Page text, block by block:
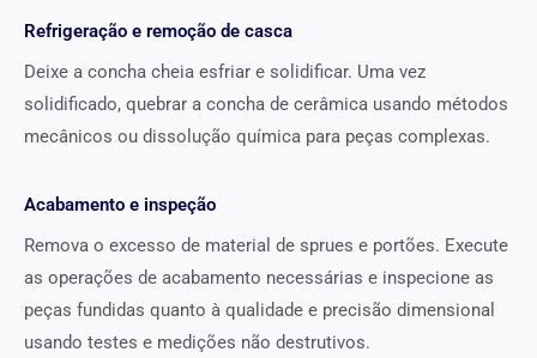
Refrigeração e remoção de casca
Deixe a concha cheia esfriar e solidificar. Uma vez
solidificado, quebrar a concha de cerâmica usando métodos
mecânicos ou dissolução química para peças complexas.
Acabamento e inspeção
Remova o excesso de material de sprues e portões. Execute
as operações de acabamento necessárias e inspecione as
peças fundidas quanto à qualidade e precisão dimensional
usando testes e medições não destrutivos.